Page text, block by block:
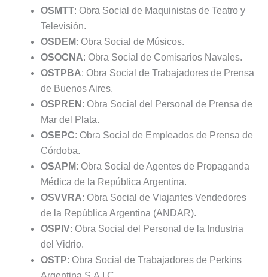
OSMTT: Obra Social de Maquinistas de Teatro y
Televisión.
OSDEM: Obra Social de Músicos.
OSOCNA: Obra Social de Comisarios Navales.
OSTPBA: Obra Social de Trabajadores de Prensa
de Buenos Aires.
OSPREN : Obra Social del Personal de Prensa de
Mar del Plata.
OSEPC: Obra Social de Empleados de Prensa de
Córdoba.
OSAPM: Obra Social de Agentes de Propaganda
Médica de la República Argentina.
OSVVRA: Obra Social de Viajantes Vendedores
de la República Argentina (ANDAR).
OSPIV: Obra Social del Personal de la Industria
del Vidrio.
OSTP: Obra Social de Trabajadores de Perkins